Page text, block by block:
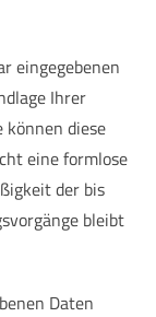
eingegebenen
Ihrer
können diese
eine formlose
der bis
bleibt
Daten